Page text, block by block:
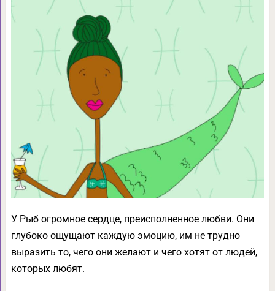
У Рыб огромное сердце, преисполненное любви. Они
глубоко ощущают каждую эмоцию, им не трудно
выразить то, чего они желают и чего хотят от людей,
которых любят.